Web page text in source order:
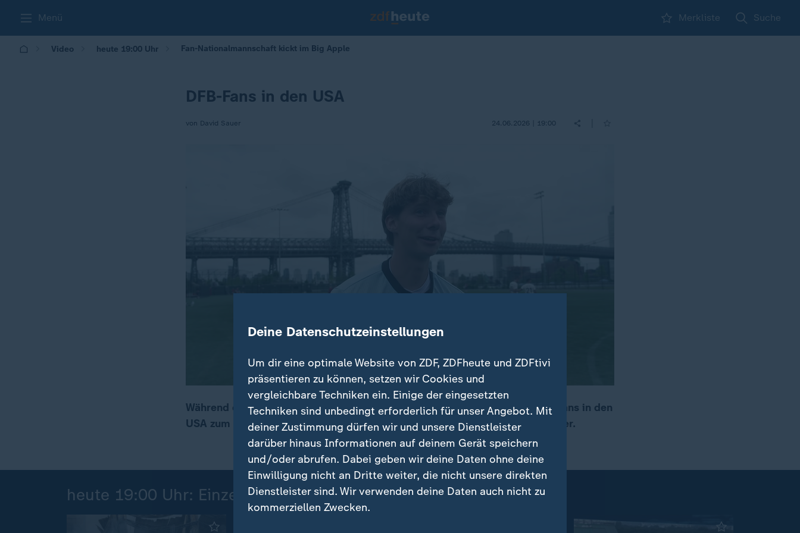
Menü Merkliste Suche
Video heute 19:00 Uhr Fan-Nationalmannschaft kickt im Big Apple
DFB-Fans in den USA
von David Sauer 24.06.2026 | 19:00
00:17 01:33
Während die deutsche Nationalelf bei der WM im Fokus steht, treffen sich Fans in den
USA zum eigenen Duell: In einem Fan-Spiel ging es gegen rudernde Norweger.
heute 19:00 Uhr: Einzelbeiträge
Deine Datenschutzeinstellungen
Um dir eine optimale Website von ZDF, ZDFheute und ZDFtivi
präsentieren zu können, setzen wir Cookies und
vergleichbare Techniken ein. Einige der eingesetzten
Techniken sind unbedingt erforderlich für unser Angebot. Mit
deiner Zustimmung dürfen wir und unsere Dienstleister
darüber hinaus Informationen auf deinem Gerät speichern
und/oder abrufen. Dabei geben wir deine Daten ohne deine
Einwilligung nicht an Dritte weiter, die nicht unsere direkten
Dienstleister sind. Wir verwenden deine Daten auch nicht zu
kommerziellen Zwecken.